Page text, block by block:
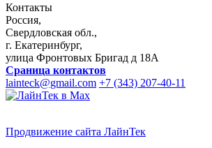
Контакты
Россия,
Свердловская обл.,
г. Екатеринбург,
улица Фронтовых Бригад д 18А
Сраница контактов
lainteck@gmail.com +7 (343) 207-40-11
Продвижение сайта ЛайнТек